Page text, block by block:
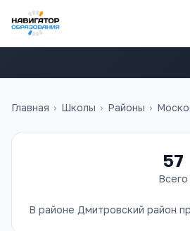
Главная › Школы › Районы ›
57
Всего
В районе Дмитровский район